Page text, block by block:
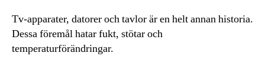
Tv-apparater, datorer och tavlor är en helt annan historia.
Dessa föremål hatar fukt, stötar och
temperaturförändringar.